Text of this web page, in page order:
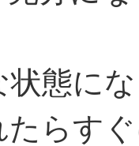
状態に
たらす